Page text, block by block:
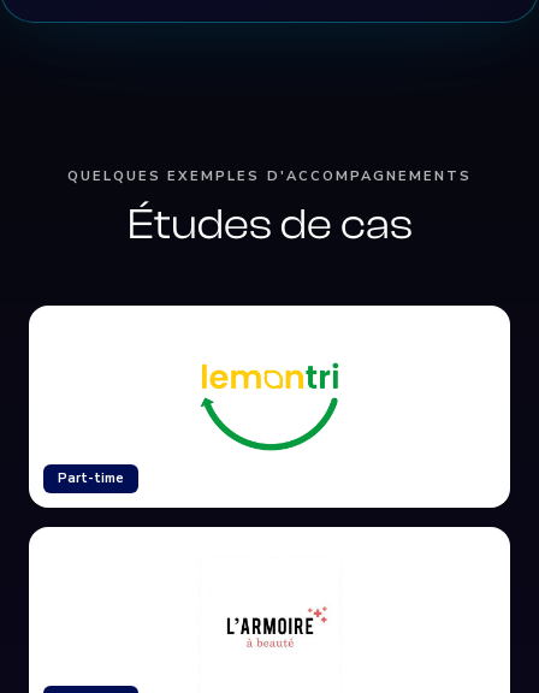
QUELQUES EXEMPLES D'ACCOMPAGNEMENTS
Études de cas
Part-time